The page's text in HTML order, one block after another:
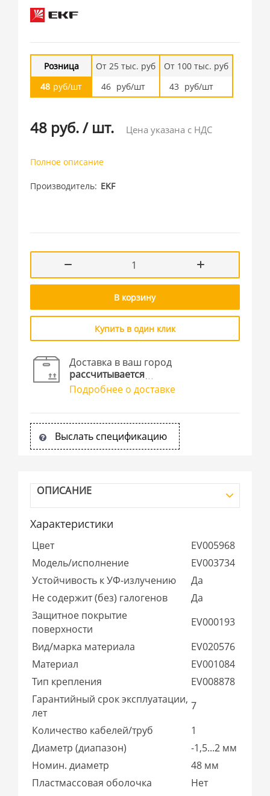
Розница
48 руб/шт
От 25 тыс. руб
46 руб/шт
От 100 тыс. руб
43 руб/шт
48 руб./ шт. Цена указана с НДС
Полное описание
Производитель EKF
В корзину
Купить в один клик
Доставка в ваш город
рассчитывается
Подробнее о доставке
Выслать спецификацию
ОПИСАНИЕ
Характеристики
Цвет
EV005968
Модель/исполнение
EV003734
Устойчивость к УФ-излучению
Да
Не содержит (без) галогенов
Да
Защитное покрытие
поверхности
EV000193
Вид/марка материала
EV020576
Материал
EV001084
Тип крепления
EV008878
Гарантийный срок эксплуатации,
лет
7
Количество кабелей/труб
1
Диаметр (диапазон)
-1,5...2 мм
Номин. диаметр
48 мм
Пластмассовая оболочка
Нет